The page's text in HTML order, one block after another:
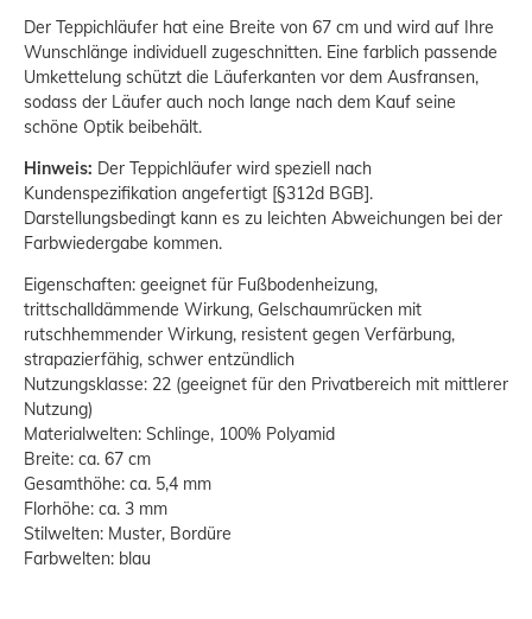
Der Teppichläufer hat eine Breite von 67 cm und wird auf Ihre
Wunschlänge individuell zugeschnitten. Eine farblich passende
Umkettelung schützt die Läuferkanten vor dem Ausfransen,
sodass der Läufer auch noch lange nach dem Kauf seine
schöne Optik beibehält.
Hinweis: Der Teppichläufer wird speziell nach
Kundenspezifikation angefertigt [§312d BGB].
Darstellungsbedingt kann es zu leichten Abweichungen bei der
Farbwiedergabe kommen.
Eigenschaften: geeignet für Fußbodenheizung,
trittschalldämmende Wirkung, Gelschaumrücken mit
rutschhemmender Wirkung, resistent gegen Verfärbung,
strapazierfähig, schwer entzündlich
Nutzungsklasse: 22 (geeignet für den Privatbereich mit mittlerer
Nutzung)
Materialwelten: Schlinge, 100% Polyamid
Breite: ca. 67 cm
Gesamthöhe: ca. 5,4 mm
Florhöhe: ca. 3 mm
Stilwelten: Muster, Bordüre
Farbwelten: blau